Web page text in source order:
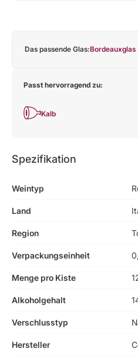
Das passende Glas:Bordeauxglas
Passt hervorragend zu:
Kalb
Spezifikation
Weintyp
Land
Region
Verpackungseinheit
Menge pro Kiste
Alkoholgehalt
Verschlusstyp
Hersteller